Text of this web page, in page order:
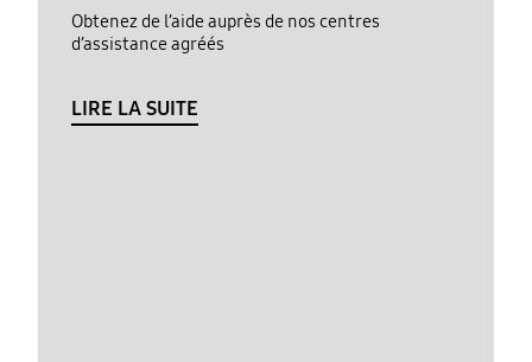
Obtenez de l’aide auprès de nos centres
d’assistance agréés
LIRE LA SUITE